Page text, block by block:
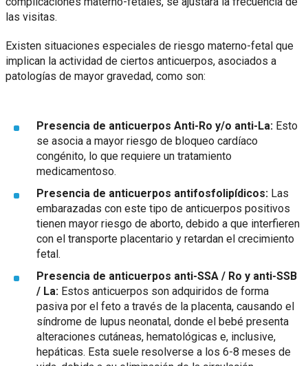
las visitas.
Existen situaciones especiales de riesgo materno-fetal que
implican la actividad de ciertos anticuerpos, asociados a
patologías de mayor gravedad, como son:
Presencia de anticuerpos Anti-Ro y/o anti-La: Esto
se asocia a mayor riesgo de bloqueo cardíaco
congénito, lo que requiere un tratamiento
medicamentoso.
Presencia de anticuerpos antifosfolipídicos: Las
embarazadas con este tipo de anticuerpos positivos
tienen mayor riesgo de aborto, debido a que interfieren
con el transporte placentario y retardan el crecimiento
fetal.
Presencia de anticuerpos anti-SSA / Ro y anti-SSB
/ La: Estos anticuerpos son adquiridos de forma
pasiva por el feto a través de la placenta, causando el
síndrome de lupus neonatal, donde el bebé presenta
alteraciones cutáneas, hematológicas e, inclusive,
hepáticas. Esta suele resolverse a los 6-8 meses de